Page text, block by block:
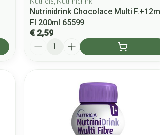
Nutrinidrink Chocolade Multi F.+12m
Fl 200ml 65599
€ 2,59